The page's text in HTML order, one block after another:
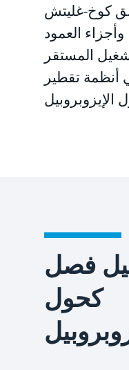
كوخ-غليتش
العمود
المستقر
أنظمة تقطير
فصل
كحول